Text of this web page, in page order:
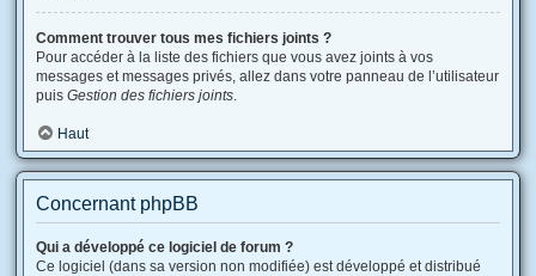
Comment trouver tous mes fichiers joints ?
Pour accéder à la liste des fichiers que vous avez joints à vos
messages et messages privés, allez dans votre panneau de l’utilisateur
puis Gestion des fichiers joints.
Haut
Concernant phpBB
Qui a développé ce logiciel de forum ?
Ce logiciel (dans sa version non modifiée) est développé et distribué